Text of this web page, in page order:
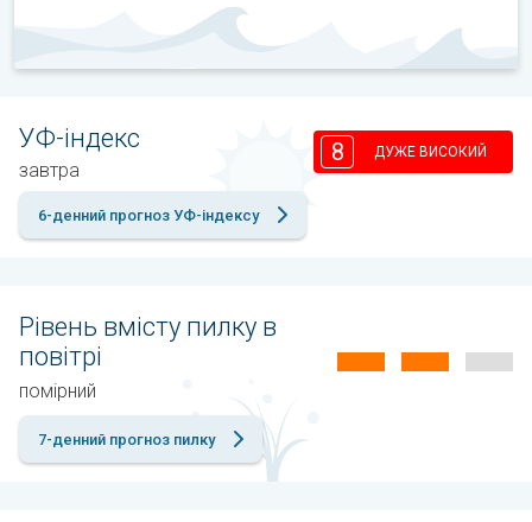
УФ-індекс
завтра
8 ДУЖЕ ВИСОКИЙ
6-денний прогноз УФ-індексу
Рівень вмісту пилку в
повітрі
помірний
7-денний прогноз пилку